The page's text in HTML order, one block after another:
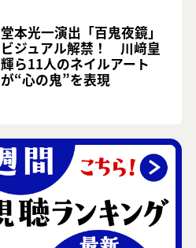
堂本光一演出「百鬼夜鏡」
ビジュアル解禁！ 川﨑皇
輝ら11人のネイルアート
が“心の鬼”を表現